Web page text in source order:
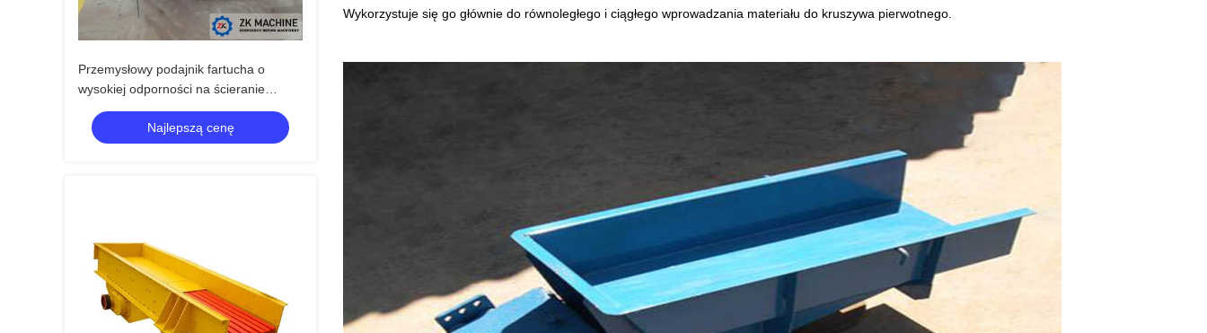
Przemysłowy podajnik fartucha o
wysokiej odporności na ścieranie
Stabilna praca i duża wydajność
przetwarzaniaNajlepszą cenę
Wykorzystuje się go głównie do równoległego i ciągłego wprowadzania materiału do kruszywa pierwotnego.